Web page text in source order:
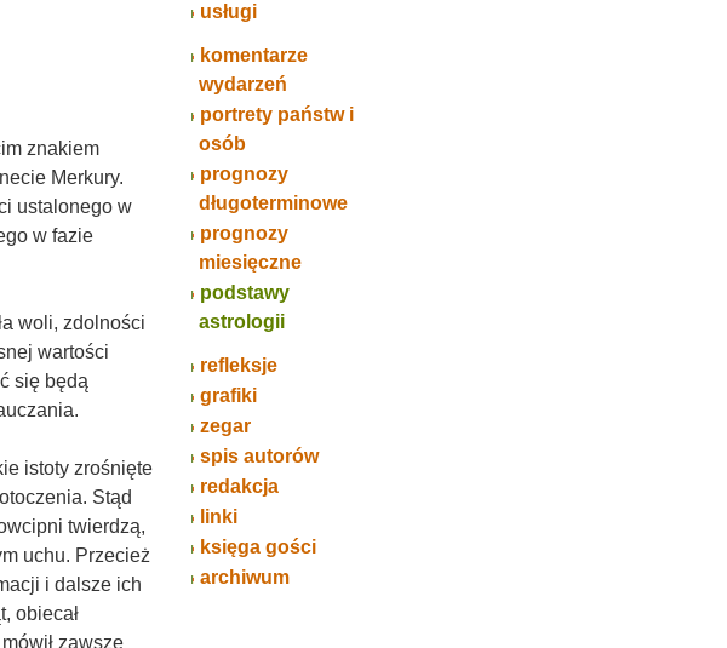
usługi
komentarze
wydarzeń
portrety państw i
osób
prognozy
długoterminowe
prognozy
miesięczne
podstawy
astrologii
refleksje
grafiki
zegar
spis autorów
redakcja
linki
księga gości
archiwum
znakiem
Merkury.
ustalonego w
w fazie
woli, zdolności
wartości
się będą
istoty zrośnięte
Stąd
twierdzą,
uchu. Przecież
i dalsze ich
obiecał
zawsze